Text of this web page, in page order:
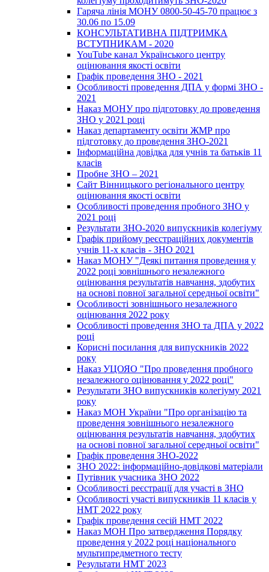
Гаряча лінія МОНУ 0800-50-45-70 працює з
30.06 по 15.09
КОНСУЛЬТАТИВНА ПІДТРИМКА
ВСТУПНИКАМ - 2020
YouTube канал Українського центру
оцінювання якості освіти
Графік проведення ЗНО - 2021
Особливості проведення ДПА у формі ЗНО -
2021
Наказ МОНУ про підготовку до проведення
ЗНО у 2021 році
Наказ департаменту освіти ЖМР про
підготовку до проведення ЗНО-2021
Інформаційна довідка для учнів та батьків 11
класів
Пробне ЗНО – 2021
Сайт Вінницького регіонального центру
оцінювання якості освіти
Особливості проведення пробного ЗНО у
2021 році
Результати ЗНО-2020 випускників колегіуму
Графік прийому реєстраційних документів
учнів 11-х класів - ЗНО 2021
Наказ МОНУ "Деякі питання проведення у
2022 році зовнішнього незалежного
оцінювання результатів навчання, здобутих
на основі повної загальної середньої освіти"
Особливості зовнішнього незалежного
оцінювання 2022 року
Особливості проведення ЗНО та ДПА у 2022
році
Корисні посилання для випускників 2022
року
Наказ УЦОЯО "Про проведення пробного
незалежного оцінювання у 2022 році"
Результати ЗНО випускників колегіуму 2021
року
Наказ МОН України "Про організацію та
проведення зовнішнього незалежного
оцінювання результатів навчання, здобутих
на основі повної загальної середньої освіти"
Графік проведення ЗНО-2022
ЗНО 2022: інформаційно-довідкові матеріали
Путівник учасника ЗНО 2022
Особливості реєстрації для участі в ЗНО
Особливості участі випускників 11 класів у
НМТ 2022 року
Графік проведення сесій НМТ 2022
Наказ МОН Про затвердження Порядку
проведення у 2022 році національного
мультипредметного тесту
Результати НМТ 2023